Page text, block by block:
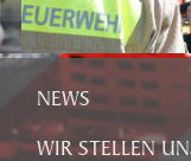
NEWS
WIR STELLEN